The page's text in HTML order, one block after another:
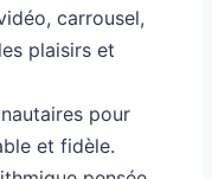
carrousel,
plaisirs et
pour
et fidèle.